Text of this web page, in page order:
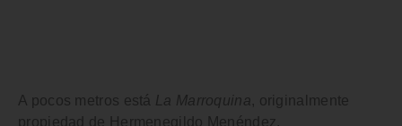
A pocos metros está La Marroquina, originalmente
propiedad de Hermenegildo Menéndez.